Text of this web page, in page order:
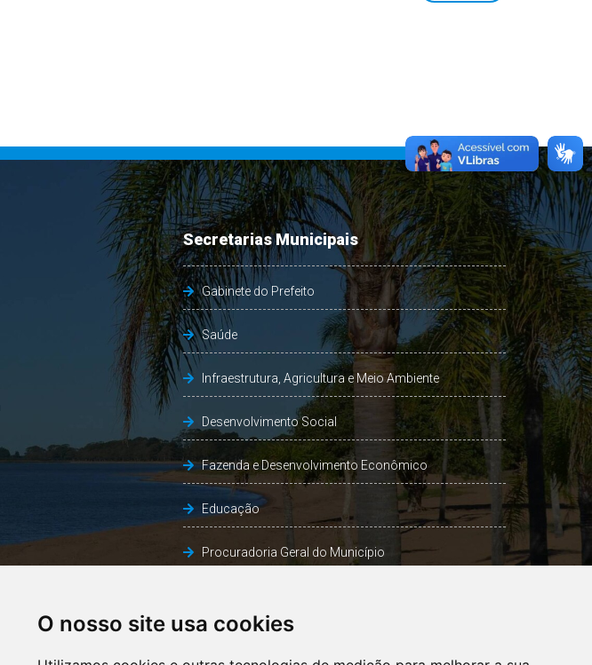
O nosso site usa cookies
Secretarias Municipais
Gabinete do Prefeito
Saúde
Infraestrutura, Agricultura e Meio Ambiente
Desenvolvimento Social
Fazenda e Desenvolvimento Econômico
Educação
Procuradoria Geral do Município